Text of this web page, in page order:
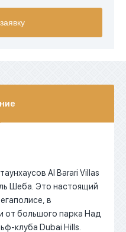
Al Barari Villas
Шеба. Это настоящий
в
от большого парка Над
клуба Dubai Hills.